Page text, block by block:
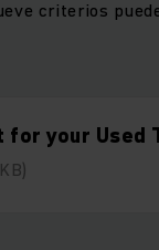
criterios
for your Used